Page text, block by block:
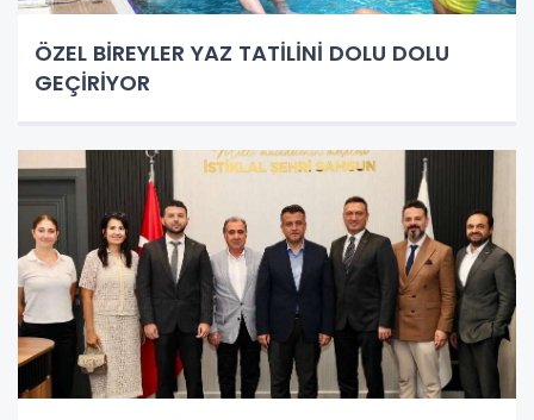
ÖZEL BİREYLER YAZ TATİLİNİ DOLU DOLU
GEÇİRİYOR